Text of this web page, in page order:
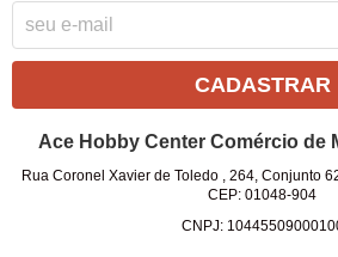
CADASTRAR
Ace Hobby Center Comércio de
Rua Coronel Xavier de Toledo , 264, Conjunto
CEP: 01048-904
CNPJ: